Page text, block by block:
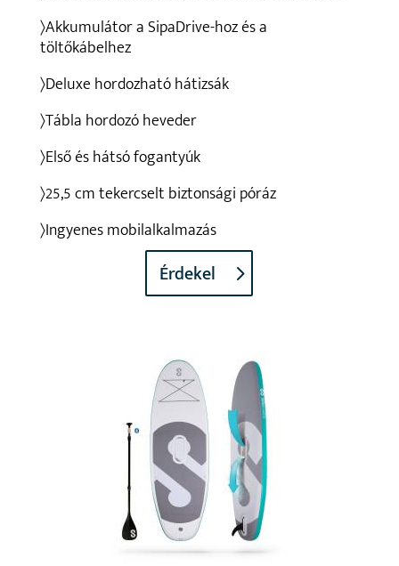
〉Akkumulátor a SipaDrive-hoz és a
töltőkábelhez
〉Deluxe hordozható hátizsák
〉Tábla hordozó heveder
〉Első és hátsó fogantyúk
〉25,5 cm tekercselt biztonsági póráz
〉Ingyenes mobilalkalmazás
Érdekel